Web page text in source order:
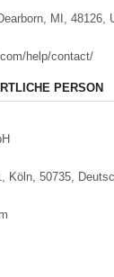
MI, 48126,
help/contact/
PERSON
Köln, 50735,